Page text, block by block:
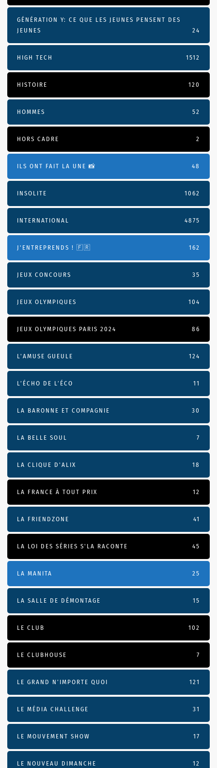
GÉNÉRATION Y: CE QUE LES JEUNES PENSENT DES
JEUNES
24
HIGH TECH 1512
HISTOIRE 120
HOMMES 52
HORS CADRE 2
ILS ONT FAIT LA UNE 📸 48
INSOLITE 1062
INTERNATIONAL 4875
J'ENTREPRENDS ! 🇫🇷 162
JEUX CONCOURS 35
JEUX OLYMPIQUES 104
JEUX OLYMPIQUES PARIS 2024 86
L'AMUSE GUEULE 124
L’ÉCHO DE L’ÉCO 11
LA BARONNE ET COMPAGNIE 30
LA BELLE SOUL 7
LA CLIQUE D'ALIX 18
LA FRANCE À TOUT PRIX 12
LA FRIENDZONE 41
LA LOI DES SÉRIES S'LA RACONTE 45
LA MANITA 25
LA SALLE DE DÉMONTAGE 15
LE CLUB 102
LE CLUBHOUSE 7
LE GRAND N’IMPORTE QUOI 121
LE MÉDIA CHALLENGE 31
LE MOUVEMENT SHOW 17
LE NOUVEAU DIMANCHE 12